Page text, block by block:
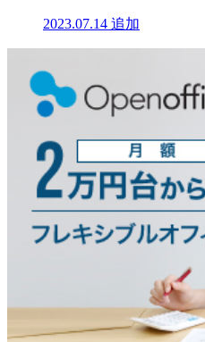
2023.07.14 追加